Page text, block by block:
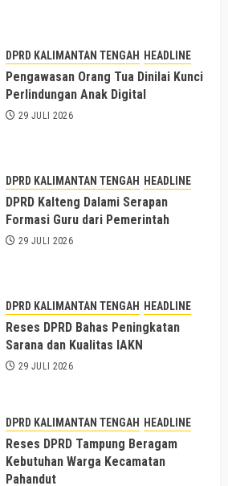
DPRD KALIMANTAN TENGAH HEADLINE
Pengawasan Orang Tua Dinilai Kunci
Perlindungan Anak Digital
29 JULI 2026
DPRD KALIMANTAN TENGAH HEADLINE
DPRD Kalteng Dalami Serapan
Formasi Guru dari Pemerintah
29 JULI 2026
DPRD KALIMANTAN TENGAH HEADLINE
Reses DPRD Bahas Peningkatan
Sarana dan Kualitas IAKN
29 JULI 2026
DPRD KALIMANTAN TENGAH HEADLINE
Reses DPRD Tampung Beragam
Kebutuhan Warga Kecamatan
Pahandut